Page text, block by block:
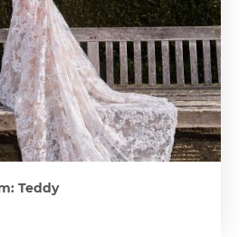
Teddy